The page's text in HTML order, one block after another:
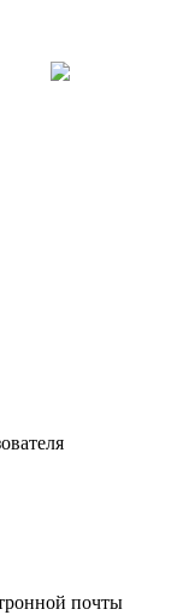
почты